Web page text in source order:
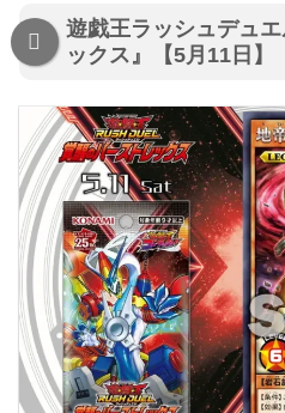
遊戯王ラッシュデュ
ックス』【5月11日】